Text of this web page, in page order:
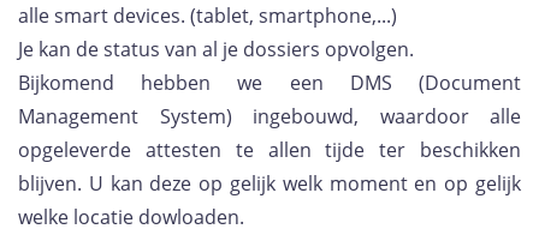
alle smart devices. (tablet, smartphone,...)
Je kan de status van al je dossiers opvolgen.
Bijkomend hebben we een DMS (Document
Management System) ingebouwd, waardoor alle
opgeleverde attesten te allen tijde ter beschikken
blijven. U kan deze op gelijk welk moment en op gelijk
welke locatie dowloaden.